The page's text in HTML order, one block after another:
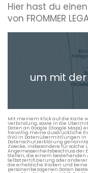
Hier hast du
von FROMMER
um mit
Mit meinem Klick auf die Karte
Verbindung, sowie in die
Daten an Google (Google
freiwillig meine ausdrückliche
GVO in Datenübermittlungen
Datenschutzerklärung
Zwecke, insbesondere für
Angemessenheitsbeschluss der
Stellen, die einem
Selbstzertifizierung oder
die erhebliche Risiken und
personenbezogenen Daten